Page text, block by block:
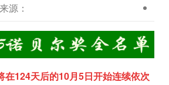
来源：
在124天后的10月5日开始连续依次